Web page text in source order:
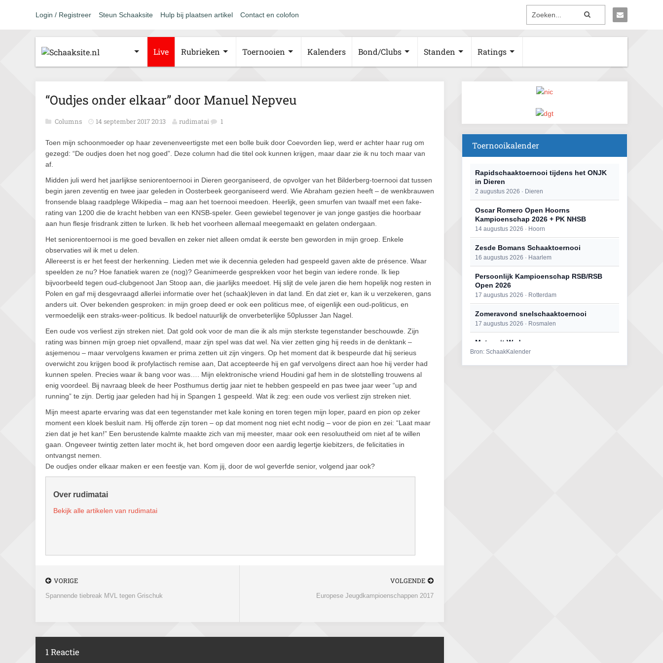
Login / Registreer Steun Schaaksite Hulp bij plaatsen artikel Contact en colofon
Live Rubrieken Toernooien Kalenders Bond/Clubs Standen Ratings
“Oudjes onder elkaar” door Manuel Nepveu
Columns 14 september 2017 20:13 rudimatai 1
Toen mijn schoonmoeder op haar zevenenveertigste met een bolle buik door Coevorden liep, werd er achter haar rug om
gezegd: “De oudjes doen het nog goed”. Deze column had die titel ook kunnen krijgen, maar daar zie ik nu toch maar van
af.
Midden juli werd het jaarlijkse seniorentoernooi in Dieren georganiseerd, de opvolger van het Bilderberg-toernooi dat tussen
begin jaren zeventig en twee jaar geleden in Oosterbeek georganiseerd werd. Wie Abraham gezien heeft – de wenkbrauwen
fronsende blaag raadplege Wikipedia – mag aan het toernooi meedoen. Heerlijk, geen smurfen van twaalf met een fake-
rating van 1200 die de kracht hebben van een KNSB-speler. Geen gewiebel tegenover je van jonge gastjes die hoorbaar
aan hun flesje frisdrank zitten te lurken. Ik heb het voorheen allemaal meegemaakt en gelaten ondergaan.
Het seniorentoernooi is me goed bevallen en zeker niet alleen omdat ik eerste ben geworden in mijn groep. Enkele
observaties wil ik met u delen.
Allereerst is er het feest der herkenning. Lieden met wie ik decennia geleden had gespeeld gaven akte de présence. Waar
speelden ze nu? Hoe fanatiek waren ze (nog)? Geanimeerde gesprekken voor het begin van iedere ronde. Ik liep
bijvoorbeeld tegen oud-clubgenoot Jan Stoop aan, die jaarlijks meedoet. Hij slijt de vele jaren die hem hopelijk nog resten in
Polen en gaf mij desgevraagd allerlei informatie over het (schaak)leven in dat land. En dat ziet er, kan ik u verzekeren, gans
anders uit. Over bekenden gesproken: in mijn groep deed er ook een politicus mee, of eigenlijk een oud-politicus, en
vermoedelijk een straks-weer-politicus. Ik bedoel natuurlijk de onverbeterlijke 50plusser Jan Nagel.
Een oude vos verliest zijn streken niet. Dat gold ook voor de man die ik als mijn sterkste tegenstander beschouwde. Zijn
rating was binnen mijn groep niet opvallend, maar zijn spel was dat wel. Na vier zetten ging hij reeds in de denktank –
asjemenou – maar vervolgens kwamen er prima zetten uit zijn vingers. Op het moment dat ik bespeurde dat hij serieus
overwicht zou krijgen bood ik profylactisch remise aan, Dat accepteerde hij en gaf vervolgens direct aan hoe hij verder had
kunnen spelen. Precies waar ik bang voor was…. Mijn elektronische vriend Houdini gaf hem in de slotstelling trouwens al
enig voordeel. Bij navraag bleek de heer Posthumus dertig jaar niet te hebben gespeeld en pas twee jaar weer “up and
running” te zijn. Dertig jaar geleden had hij in Spangen 1 gespeeld. Wat ik zeg: een oude vos verliest zijn streken niet.
Mijn meest aparte ervaring was dat een tegenstander met kale koning en toren tegen mijn loper, paard en pion op zeker
moment een kloek besluit nam. Hij offerde zijn toren – op dat moment nog niet echt nodig – voor de pion en zei: “Laat maar
zien dat je het kan!” Een berustende kalmte maakte zich van mij meester, maar ook een resoluutheid om niet af te willen
gaan. Ongeveer twintig zetten later mocht ik, het bord omgeven door een aardig legertje kiebitzers, de felicitaties in
ontvangst nemen.
De oudjes onder elkaar maken er een feestje van. Kom jij, door de wol geverfde senior, volgend jaar ook?
Over rudimatai
Bekijk alle artikelen van rudimatai
VORIGE
Spannende tiebreak MVL tegen Grischuk
VOLGENDE
Europese Jeugdkampioenschappen 2017
1 Reactie
Toernooikalender
Rapidschaaktoernooi tijdens het ONJK
in Dieren
2 augustus 2026 · Dieren
Oscar Romero Open Hoorns
Kampioenschap 2026 + PK NHSB
14 augustus 2026 · Hoorn
Zesde Bomans Schaaktoernooi
16 augustus 2026 · Haarlem
Persoonlijk Kampioenschap RSB/RSB
Open 2026
17 augustus 2026 · Rotterdam
Zomeravond snelschaaktoernooi
17 augustus 2026 · Rosmalen
Mat op ‘t Wad
22 augustus 2026 · Den Burg, Texel
Bron: SchaakKalender